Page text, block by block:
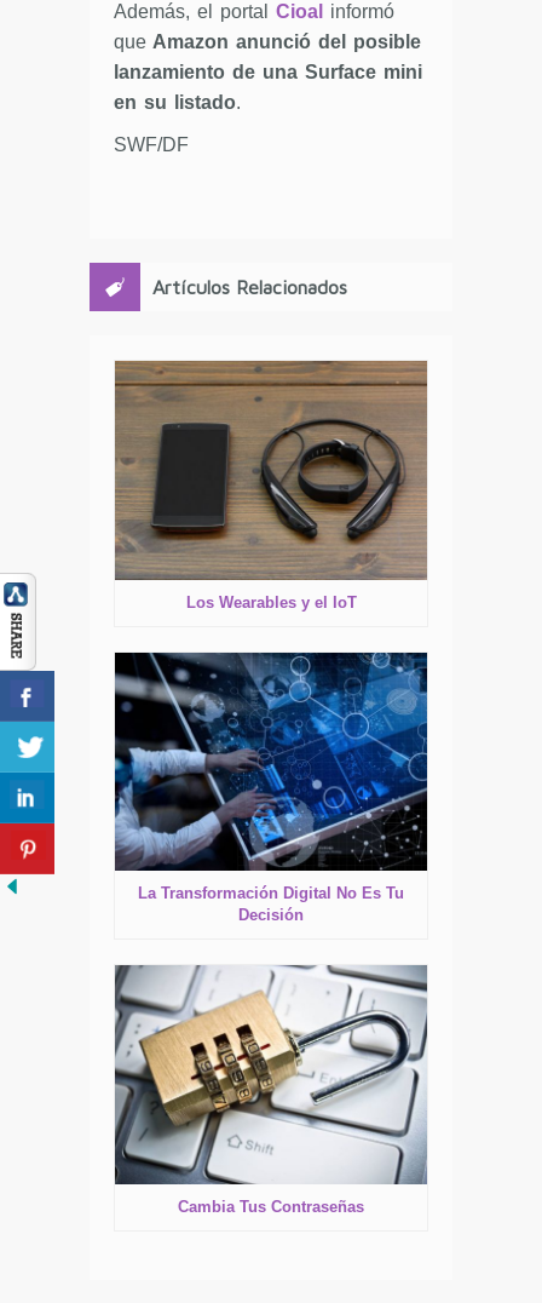
Además, el portal Cioal
informó
que Amazon anunció del posible
lanzamiento de una Surface mini
en su listado.
SWF/DF
Artículos Relacionados
Los Wearables y el IoT
La Transformación Digital No Es Tu
Decisión
Cambia Tus Contraseñas